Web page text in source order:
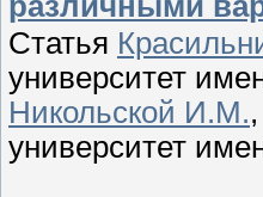
Статья
университет
Никольской И.М.
университет